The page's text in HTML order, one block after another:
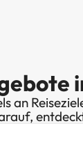
an